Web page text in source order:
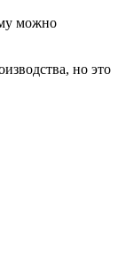
можно
но это